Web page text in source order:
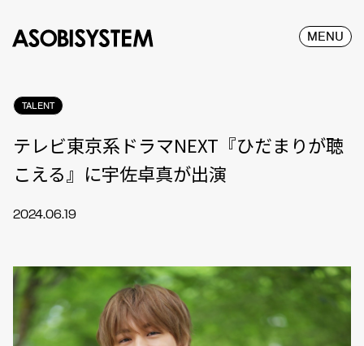
MENU
TALENT
テレビ東京系ドラマNEXT『ひだまりが聴
こえる』に宇佐卓真が出演
2024.06.19